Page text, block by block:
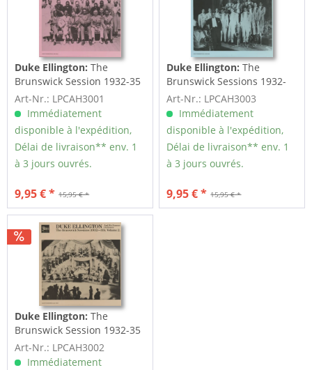
Duke Ellington:The
Brunswick Session 1932-35
Vol.1 (LP)
Art-Nr.: LPCAH3001
Immédiatement
disponible à l'expédition,
Délai de livraison** env. 1
à 3 jours ouvrés.
15,95 € *
9,95 € *
Duke Ellington:The
Brunswick Sessions 1932-
35 Vol.3 (LP)
Art-Nr.: LPCAH3003
Immédiatement
disponible à l'expédition,
Délai de livraison** env. 1
à 3 jours ouvrés.
15,95 € *
9,95 € *
Duke Ellington:The
Brunswick Session 1932-35
Vol.2 (LP)
Art-Nr.: LPCAH3002
Immédiatement